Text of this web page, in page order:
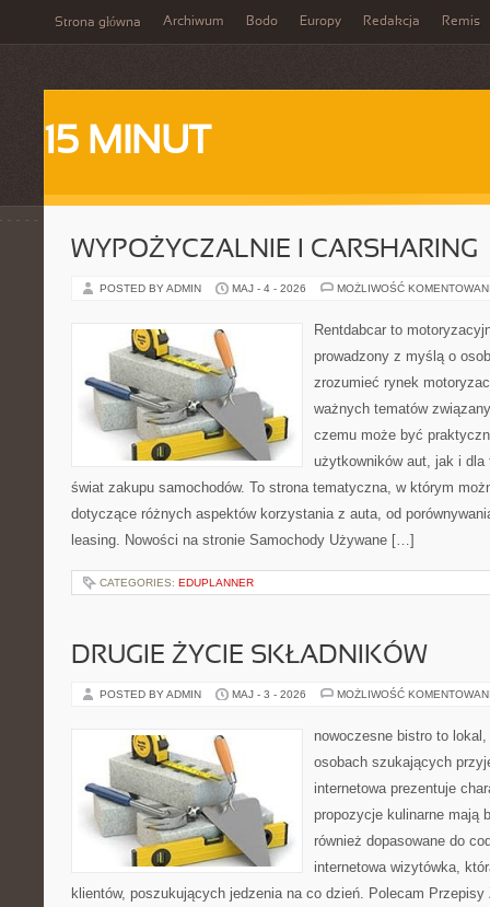
Strona główna Archiwum Bodo Europy Redakcja Remis
15 MINUT
WYPOŻYCZALNIE I CARSHARING
POSTED BY ADMIN MAJ - 4 - 2026 MOŻLIWOŚĆ
Rentdabcar to
prowadzony z myślą o
zrozumieć rynek
ważnych tematów
czemu może być
użytkowników aut, jak i
świat zakupu samochodów. To strona tematyczna, w którym
dotyczące różnych aspektów korzystania z auta, od
leasing. Nowości na stronie Samochody Używane […]
CATEGORIES: EDUPLANNER
DRUGIE ŻYCIE SKŁADNIKÓW
POSTED BY ADMIN MAJ - 3 - 2026 MOŻLIWOŚĆ
nowoczesne bistro to
osobach szukających
internetowa prezentuje
propozycje kulinarne mają
również dopasowane do
internetowa wizytówka,
klientów, poszukujących jedzenia na co dzień. Polecam